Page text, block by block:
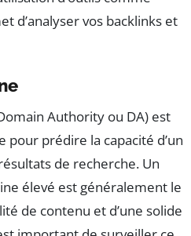
d’analyser vos backlinks et
Authority ou DA) est
prédire la capacité d’un
de recherche. Un
élevé est généralement le
de contenu et d’une solide